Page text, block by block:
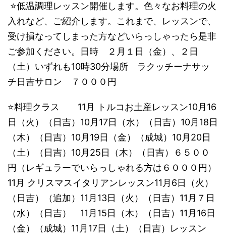
⭐️低温調理レッスン開催します。色々なお料理の火
入れなど、ご紹介します。これまで、レッスンで、
受け損なってしまった方などいらっしゃったら是非
ご参加ください。日時 ２月１日（金）、２日
（土）いずれも10時30分場所 ラクッチーナサッ
チ日吉サロン ７０００円
⭐️料理クラス 11月 トルコお土産レッスン10月16
日（火）（日吉）10月17日（水）（日吉）10月18日
（木）（日吉）10月19日（金）（成城）10月20日
（土）（日吉）10月25日（木）（日吉）６５００
円（レギュラーでいらっしゃれる方は６０００円）​
11月 クリスマスイタリアンレッスン11月6日（火）
（日吉）（追加）11月13日（火）（日吉）11月７日
（水）（日吉） 11月15日（木）（日吉）11月16日
（金）（成城）11月17日（土）（日吉）​レッスン